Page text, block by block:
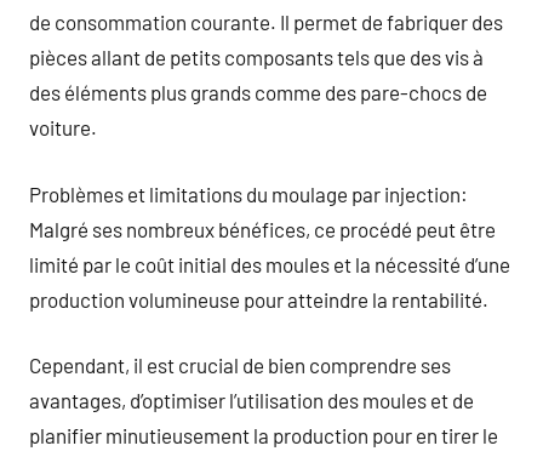
de consommation courante. Il permet de fabriquer des
pièces allant de petits composants tels que des vis à
des éléments plus grands comme des pare-chocs de
voiture.
Problèmes et limitations du moulage par injection:
Malgré ses nombreux bénéfices, ce procédé peut être
limité par le coût initial des moules et la nécessité d’une
production volumineuse pour atteindre la rentabilité.
Cependant, il est crucial de bien comprendre ses
avantages, d’optimiser l’utilisation des moules et de
planifier minutieusement la production pour en tirer le